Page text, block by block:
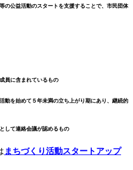
公益活動のスタートを支援することで、市民団体
員に含まれているもの
動を始めて５年未満の立ち上がり期にあり、継続的
して連絡会議が認めるもの
まちづくり活動スタートアップ